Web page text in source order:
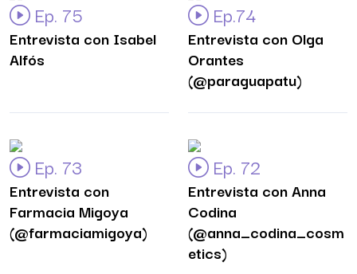
Ep. 75
Entrevista con Isabel
Alfós
Ep.74
Entrevista con Olga
Orantes
(@paraguapatu)
Ep. 73
Entrevista con
Farmacia Migoya
(@farmaciamigoya)
Ep. 72
Entrevista con Anna
Codina
(@anna_codina_cosm
etics)